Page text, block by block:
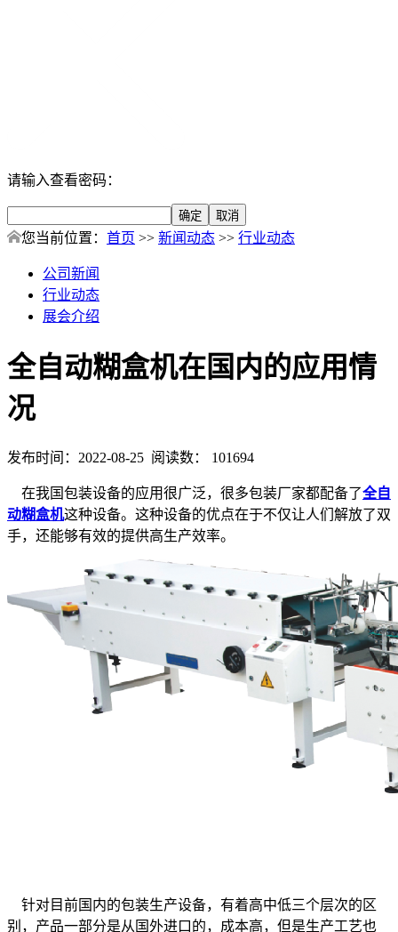
请输入查看密码：
您当前位置： 首页 >> 新闻动态 >> 行业动态
公司新闻
行业动态
展会介绍
全自动糊盒机在国内的应用情
况
发布时间：2022-08-25 阅读数： 101694
在我国包装设备的应用很广泛，很多包装厂家都配备了全自
动糊盒机这种设备。这种设备的优点在于不仅让人们解放了双
手，还能够有效的提供高生产效率。
针对目前国内的包装生产设备，有着高中低三个层次的区
别，产品一部分是从国外进口的，成本高，但是生产工艺也